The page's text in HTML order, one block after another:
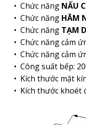
• Chức năng NẤU
• Chức năng HÂM
• Chức năng TẠM
• Chức năng cảm
• Chức năng cảm
• Công suất bếp:
• Kích thước mặt
• Kích thước khoét